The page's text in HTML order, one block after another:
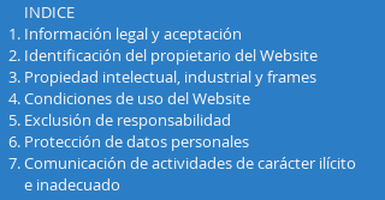
INDICE
Información legal y aceptación
Identificación del propietario del Website
Propiedad intelectual, industrial y frames
Condiciones de uso del Website
Exclusión de responsabilidad
Protección de datos personales
Comunicación de actividades de carácter ilícito
e inadecuado